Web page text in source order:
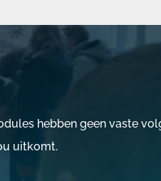
hebben geen vaste
uitkomt.